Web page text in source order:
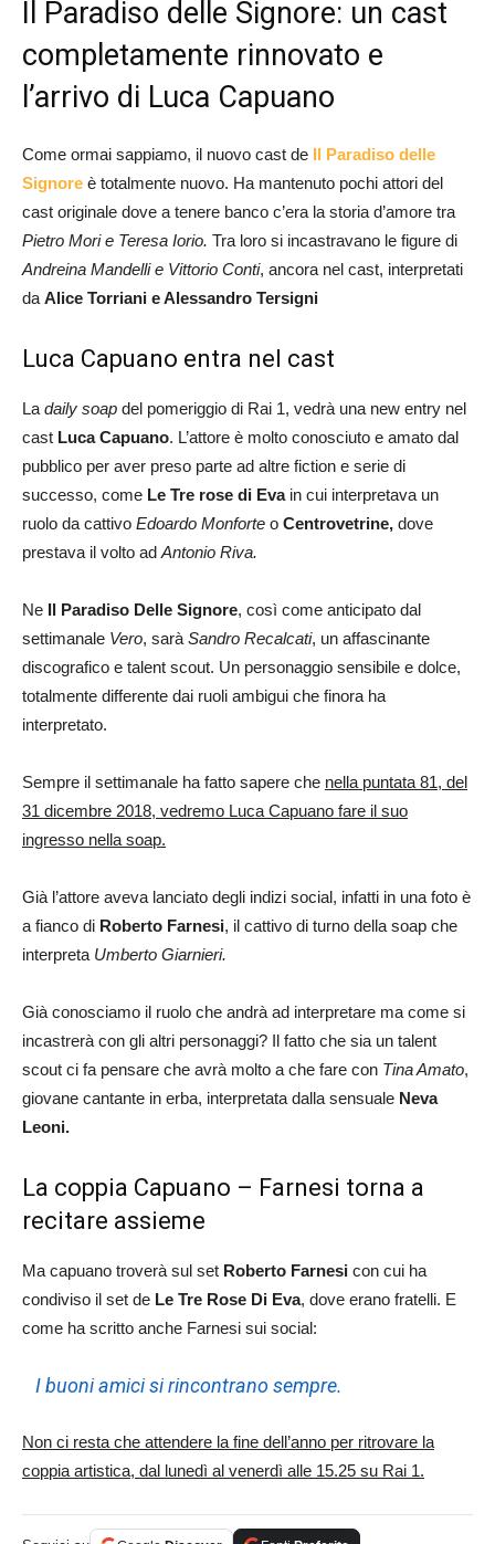
Il Paradiso delle Signore: un cast
completamente rinnovato e
l’arrivo di Luca Capuano
Come ormai sappiamo, il nuovo cast de Il Paradiso delle
Signore è totalmente nuovo. Ha mantenuto pochi attori del
cast originale dove a tenere banco c’era la storia d’amore tra
Pietro Mori e Teresa Iorio. Tra loro si incastravano le figure di
Andreina Mandelli e Vittorio Conti, ancora nel cast, interpretati
da Alice Torriani e Alessandro Tersigni
Luca Capuano entra nel cast
La daily soap del pomeriggio di Rai 1, vedrà una new entry nel
cast Luca Capuano. L’attore è molto conosciuto e amato dal
pubblico per aver preso parte ad altre fiction e serie di
successo, come Le Tre rose di Eva in cui interpretava un
ruolo da cattivo Edoardo Monforte o Centrovetrine, dove
prestava il volto ad Antonio Riva.
Ne Il Paradiso Delle Signore, così come anticipato dal
settimanale Vero, sarà Sandro Recalcati, un affascinante
discografico e talent scout. Un personaggio sensibile e dolce,
totalmente differente dai ruoli ambigui che finora ha
interpretato.
Sempre il settimanale ha fatto sapere che nella puntata 81, del
31 dicembre 2018, vedremo Luca Capuano fare il suo
ingresso nella soap.
Già l’attore aveva lanciato degli indizi social, infatti in una foto è
a fianco di Roberto Farnesi, il cattivo di turno della soap che
interpreta Umberto Giarnieri.
Già conosciamo il ruolo che andrà ad interpretare ma come si
incastrerà con gli altri personaggi? Il fatto che sia un talent
scout ci fa pensare che avrà molto a che fare con Tina Amato,
giovane cantante in erba, interpretata dalla sensuale Neva
Leoni.
La coppia Capuano – Farnesi torna a
recitare assieme
Ma capuano troverà sul set Roberto Farnesi con cui ha
condiviso il set de Le Tre Rose Di Eva, dove erano fratelli. E
come ha scritto anche Farnesi sui social:
I buoni amici si rincontrano sempre.
Non ci resta che attendere la fine dell’anno per ritrovare la
coppia artistica, dal lunedì al venerdì alle 15.25 su Rai 1.